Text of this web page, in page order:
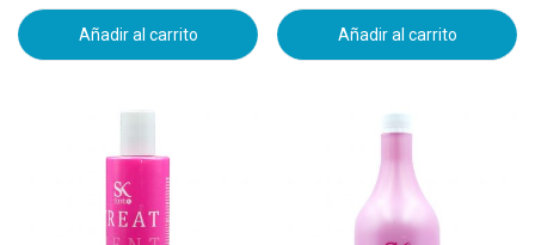
Añadir al carrito Añadir al carrito